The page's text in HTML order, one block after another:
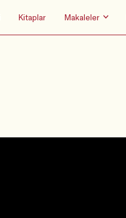
Kitaplar Makaleler